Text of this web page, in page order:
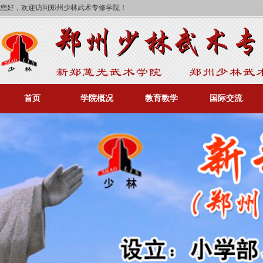
您好，欢迎访问郑州少林武术专修学院！
首页 学院概况 教育教学 国际交流